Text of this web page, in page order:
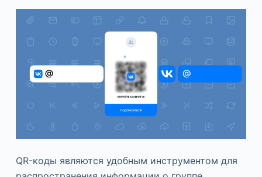
QR-коды являются удобным инструментом для